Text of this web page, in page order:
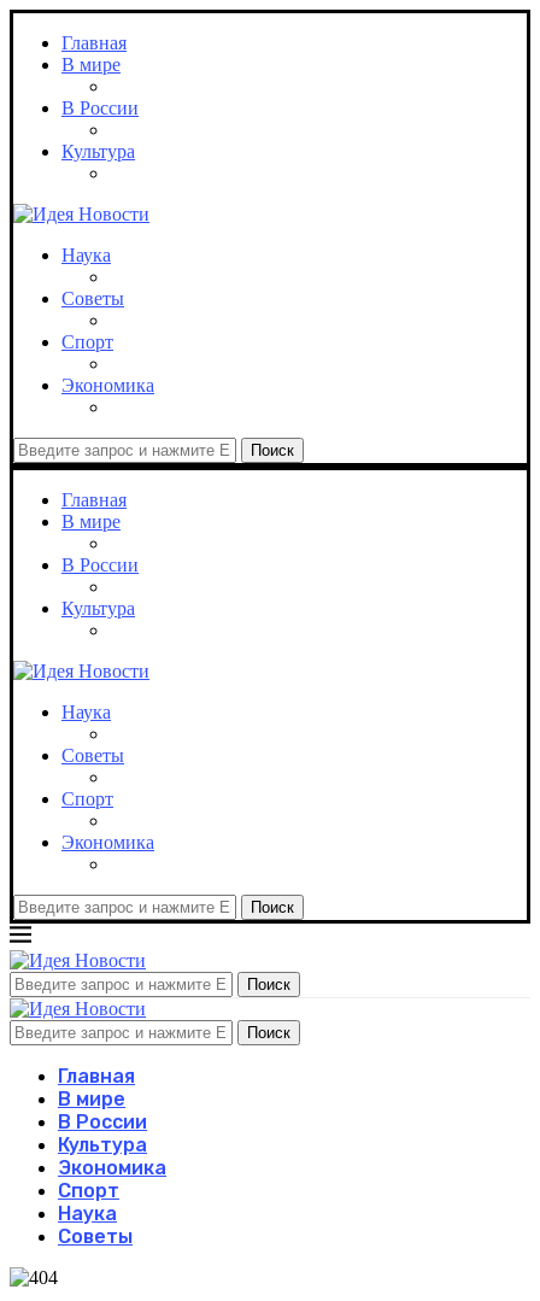
Главная
В мире
В России
Культура
Наука
Советы
Спорт
Экономика
Поиск
Главная
В мире
В России
Культура
Наука
Советы
Спорт
Экономика
Поиск
Поиск
Поиск
Главная
В мире
В России
Культура
Экономика
Спорт
Наука
Советы